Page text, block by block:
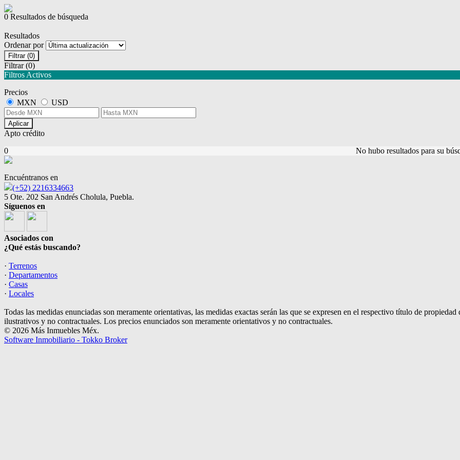
0 Resultados de búsqueda
Resultados
Ordenar por
Filtrar (0)
Filtrar (0)
Filtros Activos
Precios
MXN
USD
Aplicar
Apto crédito
No hubo resultados para su
0
Encuéntranos en
(+52) 2216334663
5 Ote. 202 San Andrés Cholula, Puebla.
Síguenos en
Asociados con
¿Qué estás buscando?
· Terrenos
· Departamentos
· Casas
· Locales
Todas las medidas enunciadas son meramente orientativas, las medidas exactas serán las que se expresen en el respectivo título de
ilustrativos y no contractuales. Los precios enunciados son meramente orientativos y no contractuales.
© 2026 Más Inmuebles Méx.
Software Inmobiliario - Tokko Broker